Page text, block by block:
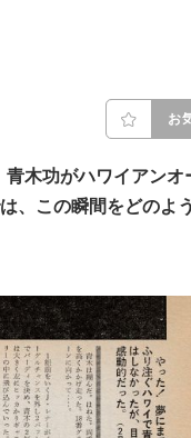
お
木功がハワイアンオ
、この瞬間をどのよ